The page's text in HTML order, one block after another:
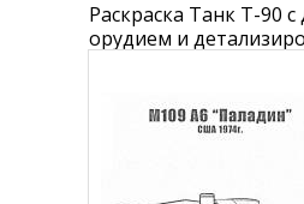
Раскраска Танк Т-90
орудием и